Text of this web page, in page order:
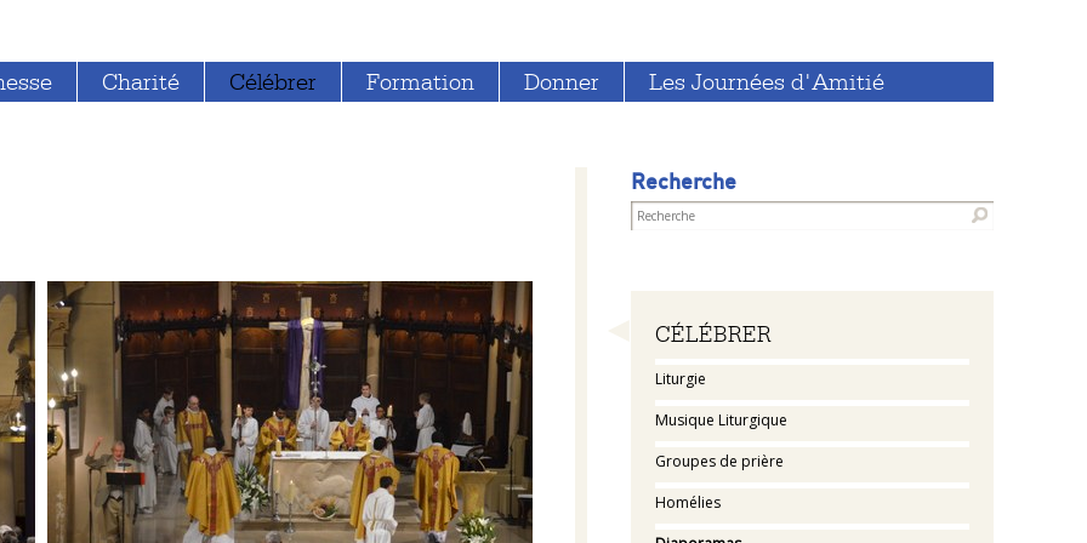
Charité Célébrer Formation Donner Les Journées d'Amitié
Recherche
Navigation
CÉLÉBRER
Liturgie
Musique Liturgique
Groupes de prière
Homélies